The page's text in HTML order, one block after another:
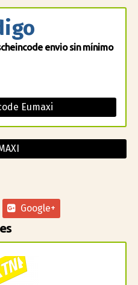
envio sin mínimo
Eumaxi
Google+